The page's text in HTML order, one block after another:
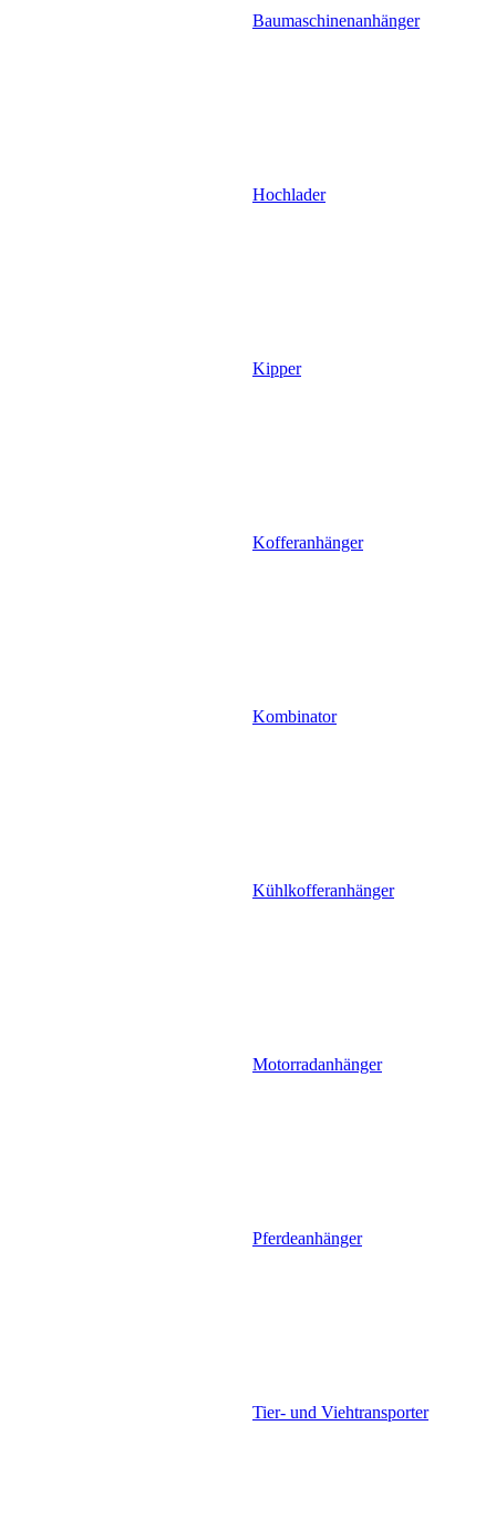
Baumaschinenanhänger
Hochlader
Kipper
Kofferanhänger
Kombinator
Kühlkofferanhänger
Motorradanhänger
Pferdeanhänger
Tier- und Viehtransporter